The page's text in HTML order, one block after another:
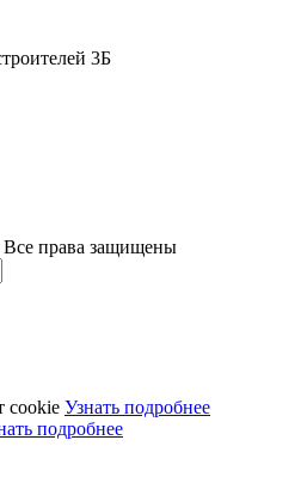
3Б
права защищены
cookie Узнать подробнее
подробнее